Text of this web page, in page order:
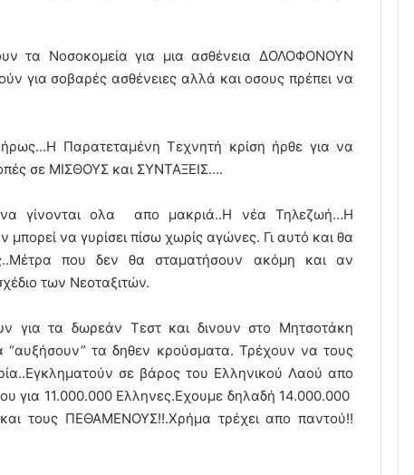
τα Νοσοκομεία για μια ασθένεια ΔΟΛΟΦΟΝΟΥΝ
για σοβαρές ασθένειες αλλά και οσους πρέπει να
Παρατεταμένη Τεχνητή κρίση ήρθε για να
σε ΜΙΣΘΟΥΣ και ΣΥΝΤΑΞΕΙΣ….
να γίνονται ολα απο μακριά..Η νέα Τηλεζωή…Η
να γυρίσει πίσω χωρίς αγώνες. Γι αυτό και θα
που δεν θα σταματήσουν ακόμη και αν
των Νεοταξιτών.
για τα δωρεάν Τεστ και δινουν στο Μητσοτάκη
τα δηθεν κρούσματα. Τρέχουν να τους
σε βάρος του Ελληνικού Λαού απο
για 11.000.000 Ελληνες.Εχουμε δηλαδή 14.000.000
τους ΠΕΘΑΜΕΝΟΥΣ!!.Χρήμα τρέχει απο παντού!!